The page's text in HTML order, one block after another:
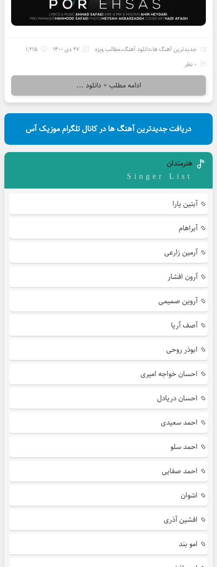
جدیدترین آهنگ ها،دانلود آهنگ،مطالب ویژه 27 دی 1400
1,215
0 نظر
ادامه مطلب + دانلود ...
دریافت جدیدترین آهنگ ها در کانال تلگرام موزیک آس
هنرمندان
Singer List
آبتین یارا
آبراهام
آرمین زارعی
آرون افشار
آروین صمیمی
آصف آریا
ابوذر روحی
احسان خواجه امیری
احسان دریادل
احمد سعیدی
احمد سلو
احمد صفایی
اشوان
افشین آذری
امو بند